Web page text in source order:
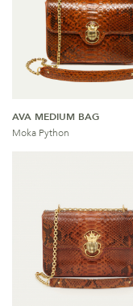
AVA MEDIUM BAG
Moka Python